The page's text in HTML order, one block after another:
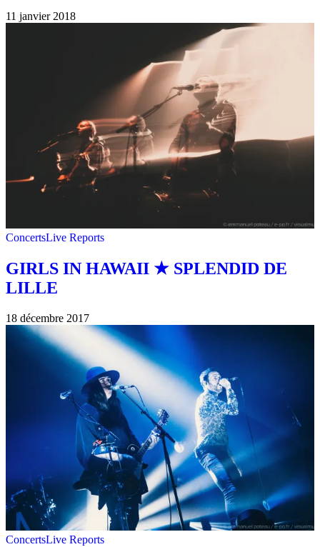
11 janvier 2018
ConcertsLive Reports
GIRLS IN HAWAII ★ SPLENDID DE
LILLE
18 décembre 2017
ConcertsLive Reports